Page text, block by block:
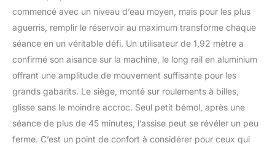
commencé avec un niveau d’eau moyen, mais pour les plus
aguerris, remplir le réservoir au maximum transforme chaque
séance en un véritable défi. Un utilisateur de 1,92 mètre a
confirmé son aisance sur la machine, le long rail en aluminium
offrant une amplitude de mouvement suffisante pour les
grands gabarits. Le siège, monté sur roulements à billes,
glisse sans le moindre accroc. Seul petit bémol, après une
séance de plus de 45 minutes, l’assise peut se révéler un peu
ferme. C’est un point de confort à considérer pour ceux qui